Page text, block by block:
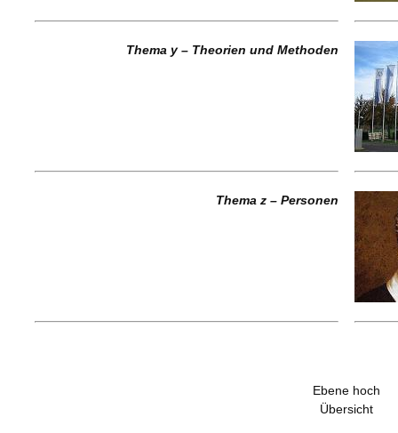
Thema y – Theorien und Methoden
Thema z – Personen
Ebene hoch
Übersicht